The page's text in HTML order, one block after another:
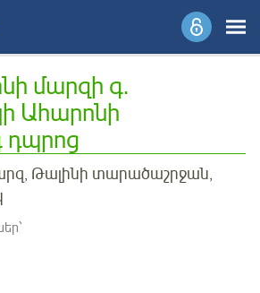
մարզի գ.
Ահարոնի
դպրոց
Թալինի տարածաշրջան,